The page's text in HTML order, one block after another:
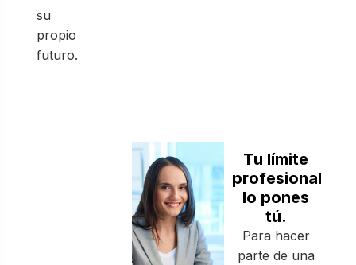
su
propio
futuro.
Tu límite
profesional
lo pones
tú.
Para hacer
parte de una